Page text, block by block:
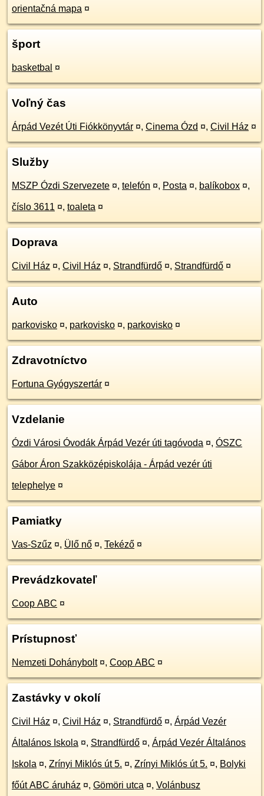
orientačná mapa ¤
šport
basketbal ¤
Voľný čas
Árpád Vezét Úti Fiókkönyvtár ¤, Cinema Ózd ¤, Civil Ház ¤
Služby
MSZP Ózdi Szervezete ¤, telefón ¤, Posta ¤, balíkobox ¤,
číslo 3611 ¤, toaleta ¤
Doprava
Civil Ház ¤, Civil Ház ¤, Strandfürdő ¤, Strandfürdő ¤
Auto
parkovisko ¤, parkovisko ¤, parkovisko ¤
Zdravotníctvo
Fortuna Gyógyszertár ¤
Vzdelanie
Ózdi Városi Óvodák Árpád Vezér úti tagóvoda ¤, ÓSZC
Gábor Áron Szakközépiskolája - Árpád vezér úti
telephelye ¤
Pamiatky
Vas-Szűz ¤, Ülő nő ¤, Tekéző ¤
Prevádzkovateľ
Coop ABC ¤
Prístupnosť
Nemzeti Dohánybolt ¤, Coop ABC ¤
Zastávky v okolí
Civil Ház ¤, Civil Ház ¤, Strandfürdő ¤, Árpád Vezér
Általános Iskola ¤, Strandfürdő ¤, Árpád Vezér Általános
Iskola ¤, Zrínyi Miklós út 5. ¤, Zrínyi Miklós út 5. ¤, Bolyki
főút ABC áruház ¤, Gömöri utca ¤, Volánbusz